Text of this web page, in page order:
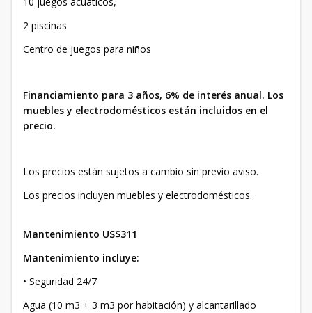
2 piscinas
Centro de juegos para niños
Financiamiento para 3 años, 6% de interés anual. Los
muebles y electrodomésticos están incluidos en el
precio.
Los precios están sujetos a cambio sin previo aviso.
Los precios incluyen muebles y electrodomésticos.
Mantenimiento US$311
Mantenimiento incluye:
• Seguridad 24/7
Agua (10 m3 + 3 m3 por habitación) y alcantarillado